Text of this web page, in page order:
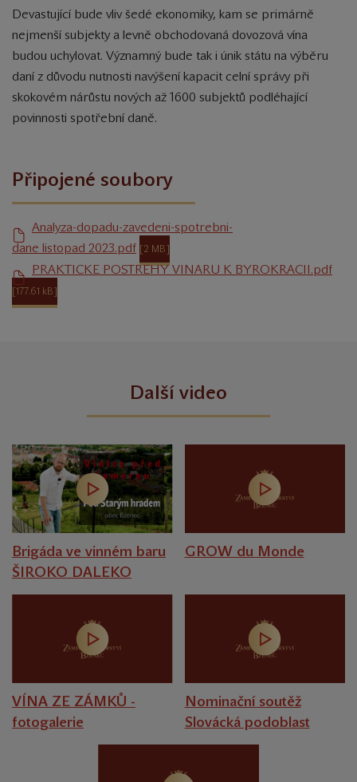
Devastující bude vliv šedé ekonomiky, kam se primárně
nejmenší subjekty a levně obchodovaná dovozová vína
budou uchylovat. Významný bude tak i únik státu na výběru
daní z důvodu nutnosti navýšení kapacit celní správy při
skokovém nárůstu nových až 1600 subjektů podléhající
povinnosti spotřební daně.
Připojené soubory
Analyza-dopadu-zavedeni-spotrebni-
dane_listopad_2023.pdf [2 MB]
PRAKTICKE POSTREHY VINARU K BYROKRACII.pdf
[177.61 kB]
Další video
Brigáda ve vinném baru
ŠIROKO DALEKO
GROW du Monde
VÍNA ZE ZÁMKŮ -
fotogalerie
Nominační soutěž
Slovácká podoblast